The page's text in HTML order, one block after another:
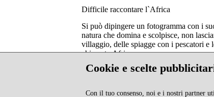
Difficile raccontare l`Africa
Si può dipingere un fotogramma con i
natura che domina e scolpisce, non
villaggio, delle spiagge con i pescatori e
chiamato Africa.
(Rif. Pagina 5)
Cookie e scelte
Con il tuo consenso, noi e i nostri partner